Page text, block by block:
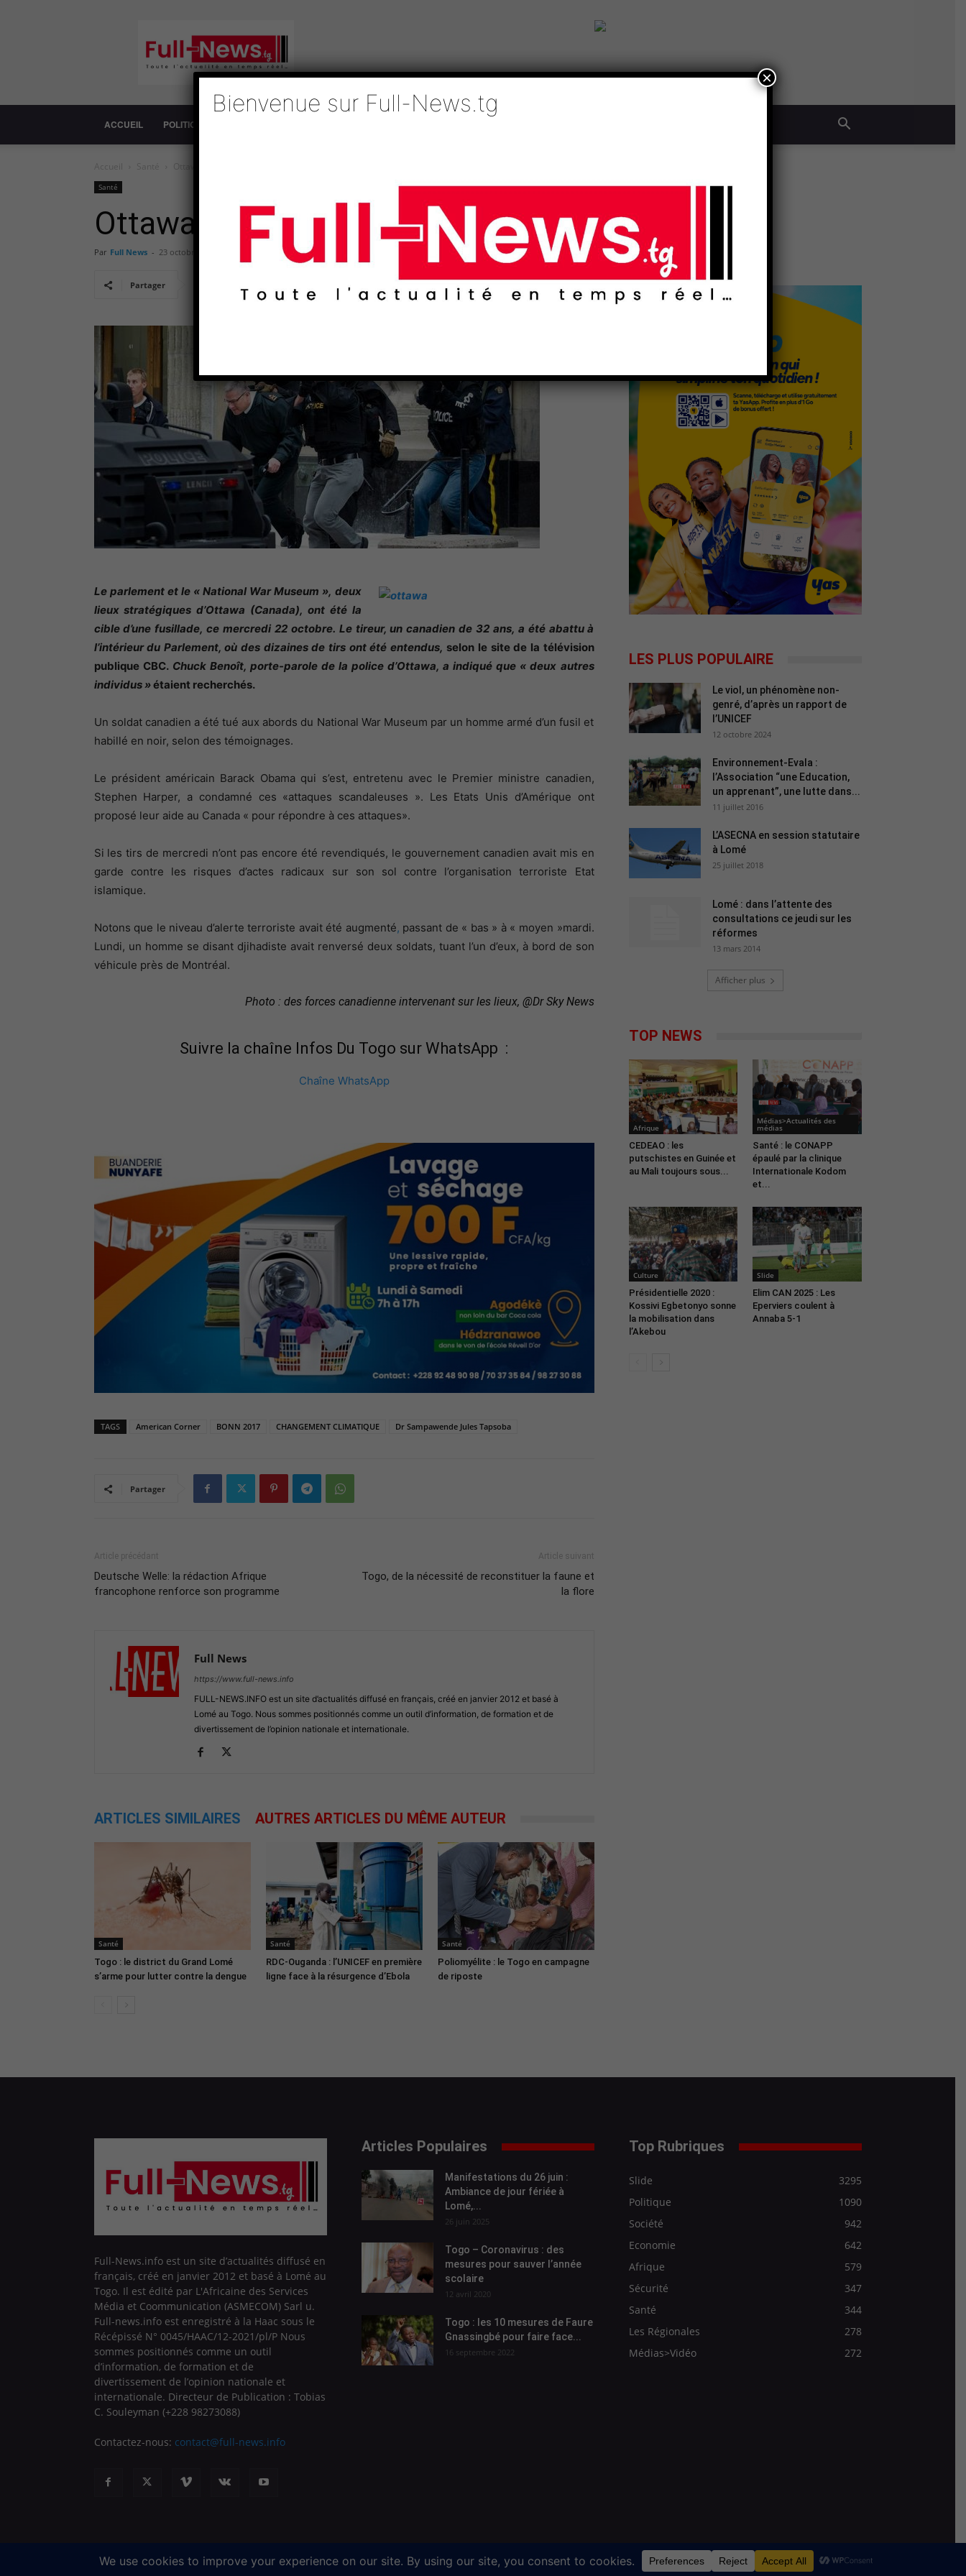
News
ACCUEIL POLITIQUE
Accueil Santé
Santé
Ottawa, cible d’une fusillade meurtrière
Par Full News - 23 octobre 2014
Partager
Le parlement et le « National War Museum », deux
lieux stratégiques d’Ottawa (Canada), ont été la
cible d’une fusillade, ce mercredi 22 octobre. Le tireur, un canadien de 32 ans, a été abattu à
l’intérieur du Parlement, où des dizaines de tirs ont été entendus, selon le site de la télévision
publique CBC. Chuck Benoît, porte-parole de la police d’Ottawa, a indiqué que « deux autres
individus »étaient recherchés.
Un soldat canadien a été tué aux abords du National War Museum par un homme armé d’un fusil et
habillé en noir, selon des témoignages.
Le président américain Barack Obama qui s’est, entretenu avec le Premier ministre canadien,
Stephen Harper, a condamné ces «attaques scandaleuses ». Les Etats Unis d’Amérique ont
proposé leur aide au Canada « pour répondre à ces attaques».
Si les tirs de mercredi n’ont pas encore été revendiqués, le gouvernement canadien avait mis en
garde contre les risques d’actes radicaux sur son sol contre l’organisation terroriste Etat
islamique.
Notons que le niveau d’alerte terroriste avait été augmenté, passant de « bas » à « moyen »mardi.
Lundi, un homme se disant djihadiste avait renversé deux soldats, tuant l’un d’eux, à bord de son
véhicule près de Montréal.
Photo : des forces canadienne intervenant sur les lieux, @Dr Sky News
Suivre la chaîne Infos Du Togo sur WhatsApp :
Chaîne WhatsApp
TAGS American Corner BONN 2017 CHANGEMENT CLIMATIQUE Dr Sampawende Jules Tapsoba
Partager
Article précédant
Deutsche Welle: la rédaction Afrique
francophone renforce son programme
Article suivant
Togo, de la nécessité de reconstituer la faune et
la flore
Full News
https://www.full-news.info
FULL-NEWS.INFO est un site d’actualités diffusé en français, créé en janvier 2012 et basé à
Lomé au Togo. Nous sommes positionnés comme un outil d’information, de formation et de
divertissement de l’opinion nationale et internationale.
ARTICLES SIMILAIRES AUTRES ARTICLES DU MÊME AUTEUR
Santé
Togo : le district du Grand Lomé
s’arme pour lutter contre la dengue
Santé
RDC-Ouganda : l’UNICEF en première
ligne face à la résurgence d’Ebola
Santé
Poliomyélite : le Togo en campagne
de riposte
LES PLUS POPULAIRE
Le viol, un phénomène non-
genré, d’après un rapport de
l’UNICEF
12 octobre 2024
Environnement-Evala :
l’Association “une Education,
un apprenant”, une lutte dans...
11 juillet 2016
L’ASECNA en session statutaire
à Lomé
25 juillet 2018
Lomé : dans l’attente des
consultations ce jeudi sur les
réformes
13 mars 2014
Afficher plus
TOP NEWS
Afrique
CEDEAO : les
putschistes en Guinée et
au Mali toujours sous...
Médias>Actualités des
médias
Santé : le CONAPP
épaulé par la clinique
Internationale Kodom
et...
Culture
Présidentielle 2020 :
Kossivi Egbetonyo sonne
la mobilisation dans
l’Akebou
Slide
Elim CAN 2025 : Les
Eperviers coulent à
Annaba 5-1
Full-News.info est un site d’actualités diffusé en
français, créé en janvier 2012 et basé à Lomé au
Togo. Il est édité par L'Africaine des Services
Média et Coommunication (ASMECOM) Sarl u.
Full-news.info est enregistré à la Haac sous le
Récépissé N° 0045/HAAC/12-2021/pl/P Nous
sommes positionnés comme un outil
d’information, de formation et de
divertissement de l’opinion nationale et
internationale. Directeur de Publication : Tobias
C. Souleyman (+228 98273088)
Contactez-nous: contact@full-news.info
Articles Populaires
Manifestations du 26 juin :
Ambiance de jour fériée à
Lomé,...
26 juin 2025
Togo – Coronavirus : des
mesures pour sauver l’année
scolaire
12 avril 2020
Togo : les 10 mesures de Faure
Gnassingbé pour faire face...
16 septembre 2022
Top Rubriques
Slide
3295
Politique
1090
Société
942
Economie
642
Afrique
579
Sécurité
347
Santé
344
Les Régionales
278
Médias>Vidéo
272
Qui sommes-nous Mentions légales Contact
© Full-News, tous droits réservés. Siège de la Rédaction : 2,Rue Kadja Anani Santos. Lomé-Togo
Bienvenue sur Full-News.tg
×